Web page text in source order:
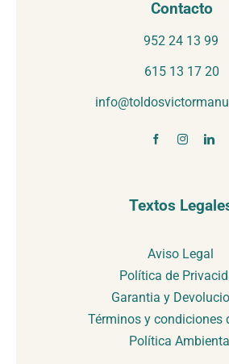
Textos
Aviso Legal
Política de
Garantia y
Términos y condiciones
Política
Contacto
952 24 13 99
615 13 17 20